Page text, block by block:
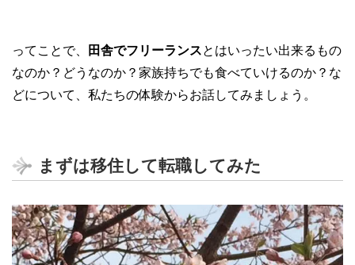
ってことで、 田舎でフリーランスとはいったい出来るもの
なのか？どうなのか？家族持ちでも食べていけるのか？な
どについて、私たちの体験からお話してみましょう。
まずは移住して転職してみた